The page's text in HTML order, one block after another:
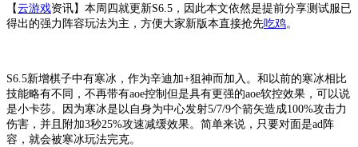
【云游戏资讯】 本周四就更新S6.5，因此本文依然是提前分享测试服已
得出的强力阵容玩法为主，方便大家新版本直接抢先吃鸡。
S6.5新增棋子中有寒冰，作为辛迪加+狙神而加入。和以前的寒冰相比
技能略有不同，不再带有aoe控制但是具有更强的aoe软控效果，可以说
是小卡莎。因为寒冰是以自身为中心发射5/7/9个箭矢造成100%攻击力
伤害，并且附加3秒25%攻速减缓效果。简单来说，只要对面是ad阵
容，就会被寒冰玩法完克。